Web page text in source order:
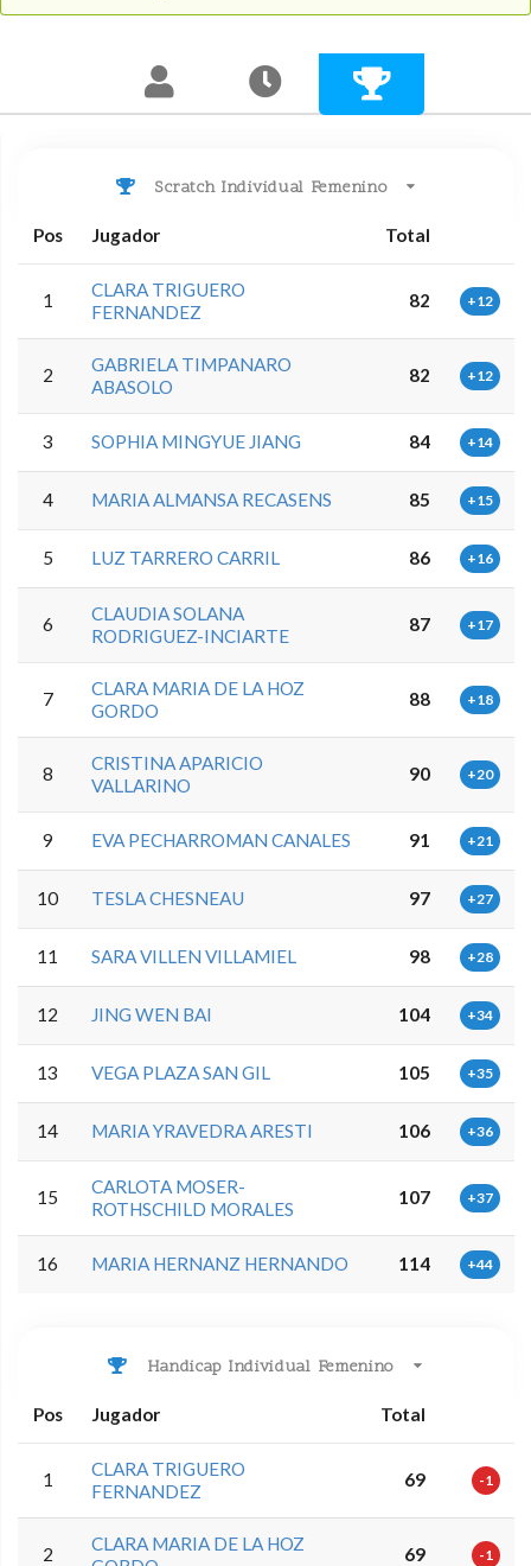
Scratch Individual Femenino
Pos Jugador Total
1
CLARA TRIGUERO
FERNANDEZ
82 +12
2
GABRIELA TIMPANARO
ABASOLO
82 +12
3 SOPHIA MINGYUE JIANG 84 +14
4 MARIA ALMANSA RECASENS 85 +15
5 LUZ TARRERO CARRIL 86 +16
6
CLAUDIA SOLANA
RODRIGUEZ-INCIARTE
87 +17
7
CLARA MARIA DE LA HOZ
GORDO
88 +18
8
CRISTINA APARICIO
VALLARINO
90 +20
9 EVA PECHARROMAN CANALES 91 +21
10 TESLA CHESNEAU 97 +27
11 SARA VILLEN VILLAMIEL 98 +28
12 JING WEN BAI 104 +34
13 VEGA PLAZA SAN GIL 105 +35
14 MARIA YRAVEDRA ARESTI 106 +36
15
CARLOTA MOSER-
ROTHSCHILD MORALES
107 +37
16 MARIA HERNANZ HERNANDO 114 +44
Handicap Individual Femenino
Pos Jugador Total
1
CLARA TRIGUERO
FERNANDEZ
69 -1
2
CLARA MARIA DE LA HOZ
69 -1